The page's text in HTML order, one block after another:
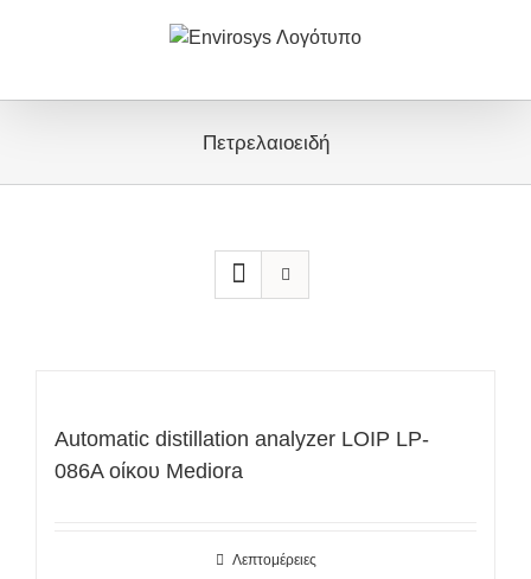
Πετρελαιοειδή
Automatic distillation analyzer LOIP LP-
086A οίκου Mediora
Λεπτομέρειες